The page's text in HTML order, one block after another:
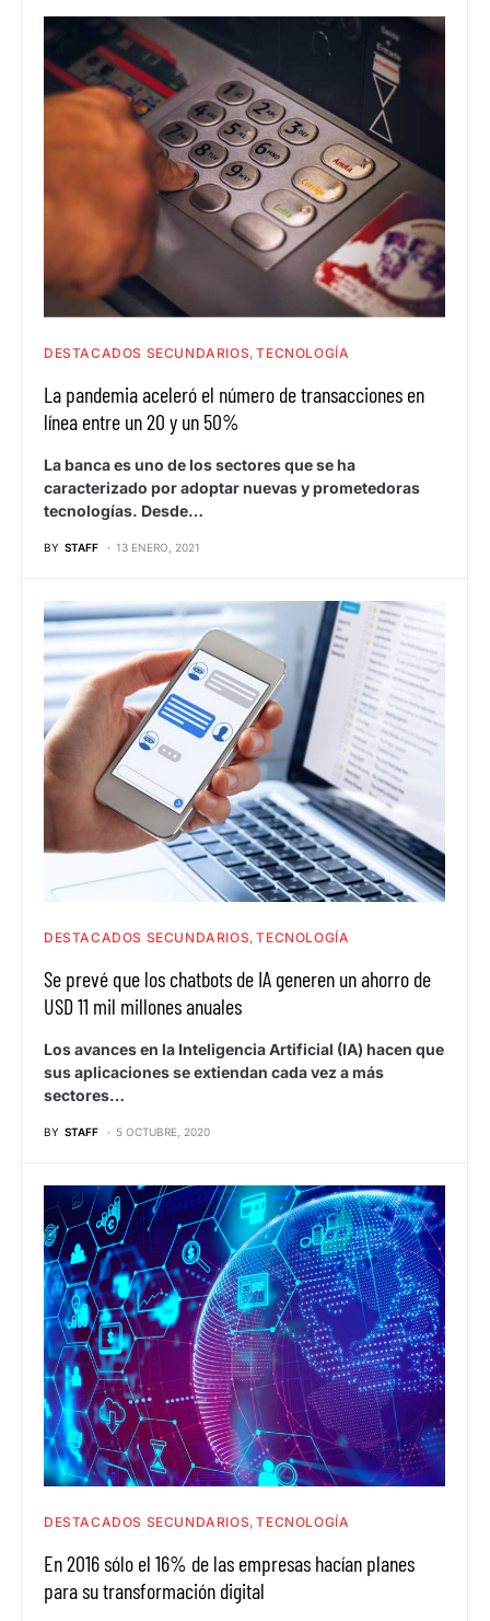
DESTACADOS SECUNDARIOS TECNOLOGÍA
La pandemia aceleró el número de transacciones en
línea entre un 20 y un 50%
La banca es uno de los sectores que se ha
caracterizado por adoptar nuevas y prometedoras
tecnologías. Desde…
BY STAFF 13 ENERO, 2021
DESTACADOS SECUNDARIOS TECNOLOGÍA
Se prevé que los chatbots de IA generen un ahorro de
USD 11 mil millones anuales
Los avances en la Inteligencia Artificial (IA) hacen que
sus aplicaciones se extiendan cada vez a más
sectores…
BY STAFF 5 OCTUBRE, 2020
DESTACADOS SECUNDARIOS TECNOLOGÍA
En 2016 sólo el 16% de las empresas hacían planes
para su transformación digital